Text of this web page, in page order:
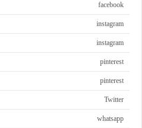
facebook
instagram
instagram
pinterest
pinterest
Twitter
whatsapp